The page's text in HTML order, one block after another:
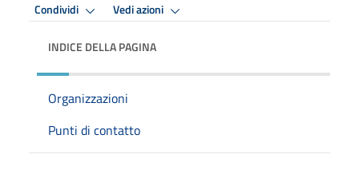
Condividi Vedi azioni
INDICE DELLA PAGINA
Organizzazioni
Punti di contatto